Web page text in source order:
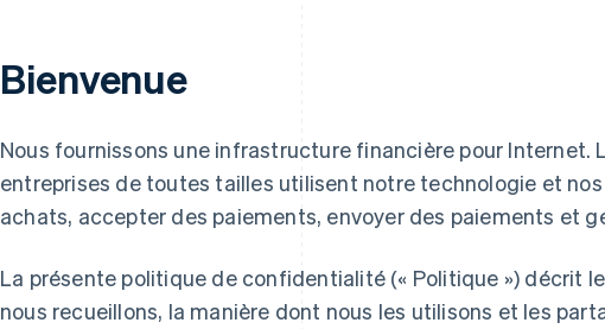
Bienvenue
Nous fournissons une infrastructure financière pour Internet.
entreprises de toutes tailles utilisent notre technologie et
achats, accepter des paiements, envoyer des paiements et
La présente politique de confidentialité (« Politique ») décrit
nous recueillons, la manière dont nous les utilisons et les